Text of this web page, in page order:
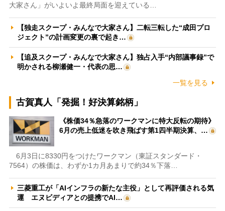
大家さん」がいよいよ最終局面を迎えている…
【独走スクープ・みんなで大家さん】二転三転した“成田プロ
ジェクト”の計画変更の裏で起き…
【追及スクープ・みんなで大家さん】独占入手“内部議事録”で
明かされる柳瀬健一・代表の思…
一覧を見る
古賀真人「発掘！好決算銘柄」
《株価34％急落のワークマンに特大反転の期待》
6月の売上低迷を吹き飛ばす第1四半期決算、…
6月3日に8330円をつけたワークマン（東証スタンダード・
7564）の株価は、わずか1カ月あまりで約34％下落…
三菱重工が「AIインフラの新たな主役」として再評価される気
運 エヌビディアとの提携でAI…